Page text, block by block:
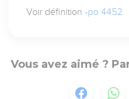
Voir définition-po 4452
Vous avez aimé ?